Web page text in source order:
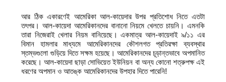
আর ঠিক একারণেই আমেরিকা আল-কায়েদার উপর প্রতিশোধ নিতে এতটা
তৎপর। আল-কায়েদা আমেরিকানদের বানানো নিয়মে খেলতে চায়নি। এমনকি
তারা নিজেরাই খেলার নিয়ম বানিয়েছে। একমাত্র আল-কায়েদাই ৯/১১ এর
বিমান হামলার মাধ্যমে আমেরিকানদের কৌশলগত প্রতিরক্ষা ব্যবস্থার
স্তম্ভগুলো গুড়িয়ে দিতে সক্ষম হয়েছে। আমেরিকানদের চূড়ান্তভাবে অপমানিত
করেছে। আল-কায়েদা ছাড়া সোভিয়েত ইউনিয়ন বা অন্য কোনো শত্রুপক্ষ এই
ধরণের অপমান ও আতঙ্ক আমেরিকানদের উপহার দিতে পারেনি!